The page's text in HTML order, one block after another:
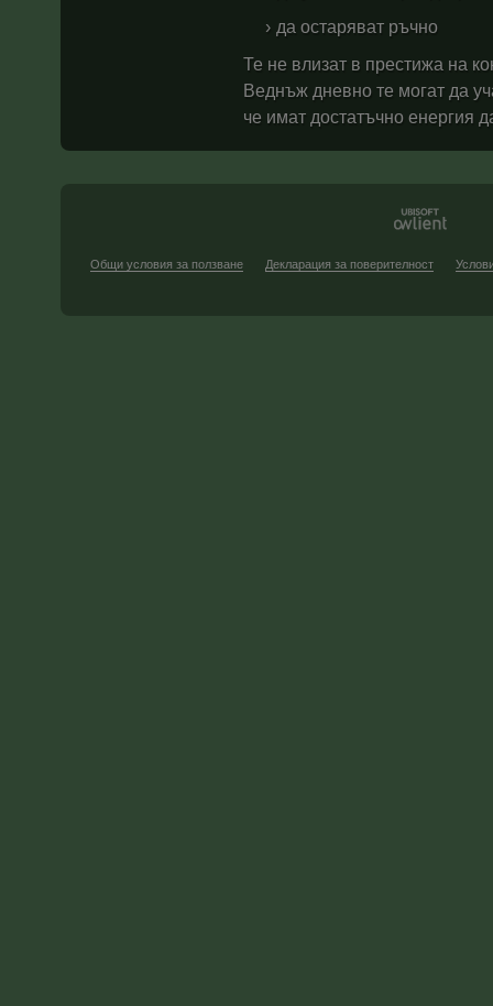
да остаряват ръчно
Те не влизат в престижа на
Веднъж дневно те могат да
че имат достатъчно енергия
Общи условия за ползване Декларация за поверителност